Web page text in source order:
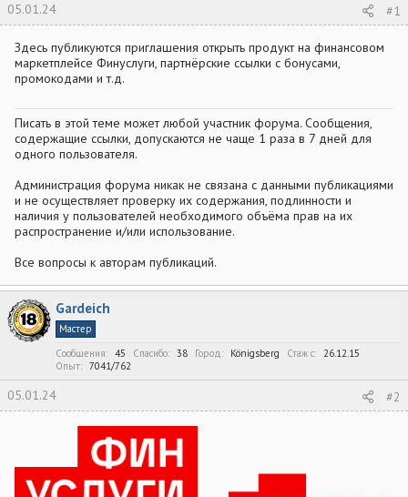
05.01.24 #1
Здесь публикуются приглашения открыть продукт на финансовом
маркетплейсе Финуслуги, партнёрские ссылки с бонусами,
промокодами и т.д.
Писать в этой теме может любой участник форума. Сообщения,
содержащие ссылки, допускаются не чаще 1 раза в 7 дней для
одного пользователя.
Администрация форума никак не связана с данными публикациями
и не осуществляет проверку их содержания, подлинности и
наличия у пользователей необходимого объёма прав на их
распространение и/или использование.
Все вопросы к авторам публикаций.
Gardeich
Мастер
Сообщения
45 Спасибо 38 Город Königsberg Стаж c
26.12.15
Опыт
7041/762
05.01.24 #2